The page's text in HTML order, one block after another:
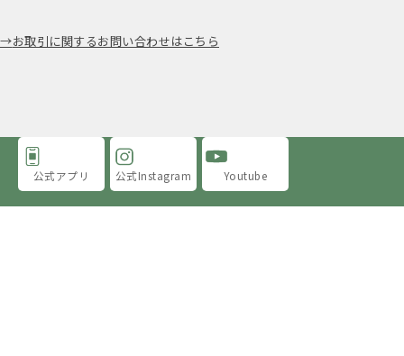
お取引に関するお問い合わせはこちら
公式アプリ 公式Instagram Youtube